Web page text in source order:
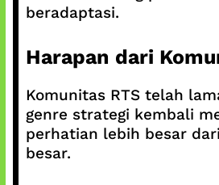
beradaptasi.
Harapan dari
Komunitas RTS telah
genre strategi kembali
perhatian lebih besar
besar.